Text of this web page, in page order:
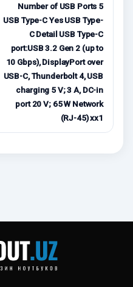
Number of USB Ports 5
USB Type-C Yes USB Type-
C Detail USB Type-C
port:USB 3.2 Gen 2 (up to
10 Gbps), DisplayPort over
USB-C, Thunderbolt 4, USB
charging 5 V; 3 A, DC-in
port 20 V; 65 W Network
(RJ-45) xx1